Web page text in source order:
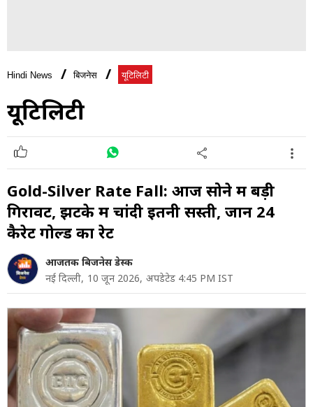
Hindi News बिजनेस यूटिलिटी
यूटिलिटी
Gold-Silver Rate Fall: आज सोने में बड़ी
गिरावट, झटके में चांदी इतनी सस्ती, जानें 24
कैरेट गोल्ड का रेट
आजतक बिजनेस डेस्क
नई दिल्ली, 10 जून 2026, अपडेटेड 4:45 PM IST